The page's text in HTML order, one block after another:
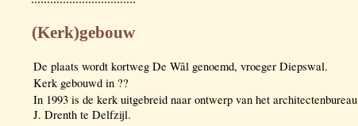
(Kerk)gebouw
De plaats wordt kortweg De Wâl genoemd, vroeger Diepswal.
Kerk gebouwd in ??
In 1993 is de kerk uitgebreid naar ontwerp van het architectenbureau
J. Drenth te Delfzijl.